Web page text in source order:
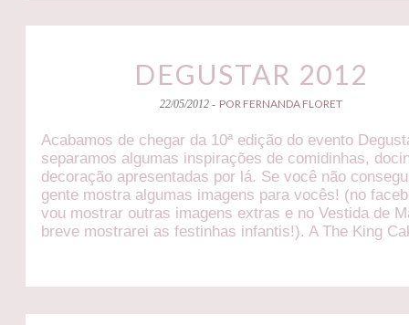
DEGUSTAR 2012
22/05/2012 - POR FERNANDA FLORET
Acabamos de chegar da 10ª edição do evento
separamos algumas inspirações de comidinhas,
decoração apresentadas por lá. Se você não
gente mostra algumas imagens para vocês! (no
vou mostrar outras imagens extras e no Vestida de
breve mostrarei as festinhas infantis!). A The King